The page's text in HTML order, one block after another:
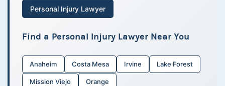
Personal Injury Lawyer
Find a Personal Injury Lawyer Near You
Anaheim Costa Mesa Irvine Lake Forest
Mission Viejo Orange